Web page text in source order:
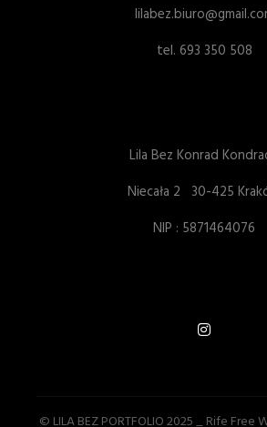
tel. 693 350 508
Lila Bez Konrad
Niecała 2 30-425
NIP : 5871464076
© LILA BEZ PORTFOLIO 2025 _ Rife Free